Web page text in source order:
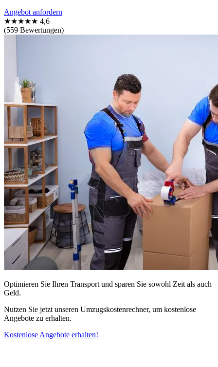
Angebot anfordern
★★★★★ 4,6
(559 Bewertungen)
Optimieren Sie Ihren Transport und sparen Sie sowohl Zeit als auch
Geld.
Nutzen Sie jetzt unseren Umzugskostenrechner, um kostenlose
Angebote zu erhalten.
Kostenlose Angebote erhalten!